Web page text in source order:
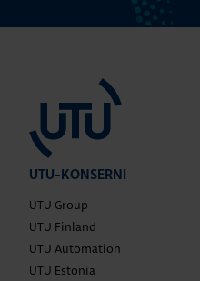
UTU-KONSERNI
UTU Group
UTU Finland
UTU Automation
UTU Estonia